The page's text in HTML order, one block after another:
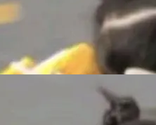
编辑：Delt
，...
逊、Alpha
相比，Spa
。然而，支
不同的面
托充沛的经
Spark
句话概括：
install.
动规划、写
介绍，Muse
图谱校
视野。整个
→ 控制难度